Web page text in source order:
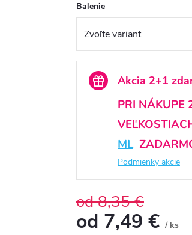
Balenie
Akcia 2+1
PRI NÁKUPE
ML
Podmienky akcie
od 8,35 €
od 7,49 € / ks